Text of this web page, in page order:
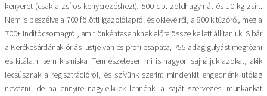
kenyeret (csak a zsíros kenyerezéshez!), 500 db. zöldhagymát és 10 kg zsírt.
Nem is beszélve a 700 fölötti igazolólapról és oklevélről, a 800 kitűzőről, meg a
700+ indítócsomagról, amit önkénteseinknek előre össze kellett állítaniuk. S bár
a Kerékcsárdának óriási üstje van és profi csapata, 755 adag gulyást megfőzni
és kitálalni sem kismiska. Természetesen mi is nagyon sajnáljuk azokat, akik
lecsúsznak a regisztrációról, és szívünk szerint mindenkit engednénk utólag
nevezni, de ha ennyire nagylelkűek lennénk, a saját szervezési munkánkat